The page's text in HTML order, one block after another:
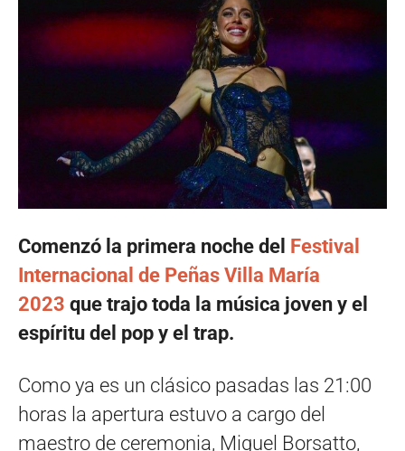
Comenzó la primera noche del Festival
Internacional de Peñas Villa María
2023 que trajo toda la música joven y el
espíritu del pop y el trap.
Como ya es un clásico pasadas las 21:00
horas la apertura estuvo a cargo del
maestro de ceremonia, Miguel Borsatto,